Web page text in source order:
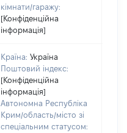
кімнати/гаражу:
[Конфіденційна
інформація]
Країна: Україна
Поштовий індекс:
[Конфіденційна
інформація]
Автономна Республіка
Крим/область/місто зі
спеціальним статусом: